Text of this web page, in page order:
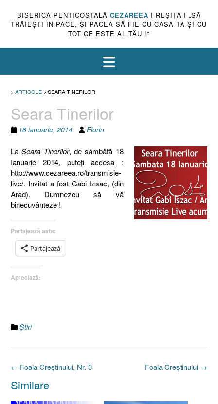
BISERICA PENTICOSTALĂ CEZAREEA I REŞIŢA I „SĂ
TRĂIEŞTI ÎN PACE, ŞI PACEA SĂ FIE CU CASA TA ŞI CU
TOT CE ESTE AL TĂU !”
> ARTICOLE > SEARA TINERILOR
Seara Tinerilor
18 ianuarie, 2014 Florin
LaSeara Tinerilor, de sâmbătă 18
Ianuarie 2014, puteţi accesa :
http://www.cezareea.ro/transmisie-
live/. Invitat a fost Gabi Izsac, (din
Arad). Dumnezeu să vă
binecuvânteze !
Partajează asta:
Partajează
Apreciază:
Ştiri
Post
Foaia Creştinului →
← Foaia Creştinului, Nr. 3
Similare